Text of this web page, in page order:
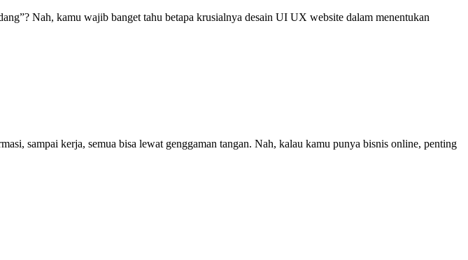
Nah, kamu wajib banget tahu betapa krusialnya desain UI UX website dalam menentukan
sampai kerja, semua bisa lewat genggaman tangan. Nah, kalau kamu punya bisnis online, penting